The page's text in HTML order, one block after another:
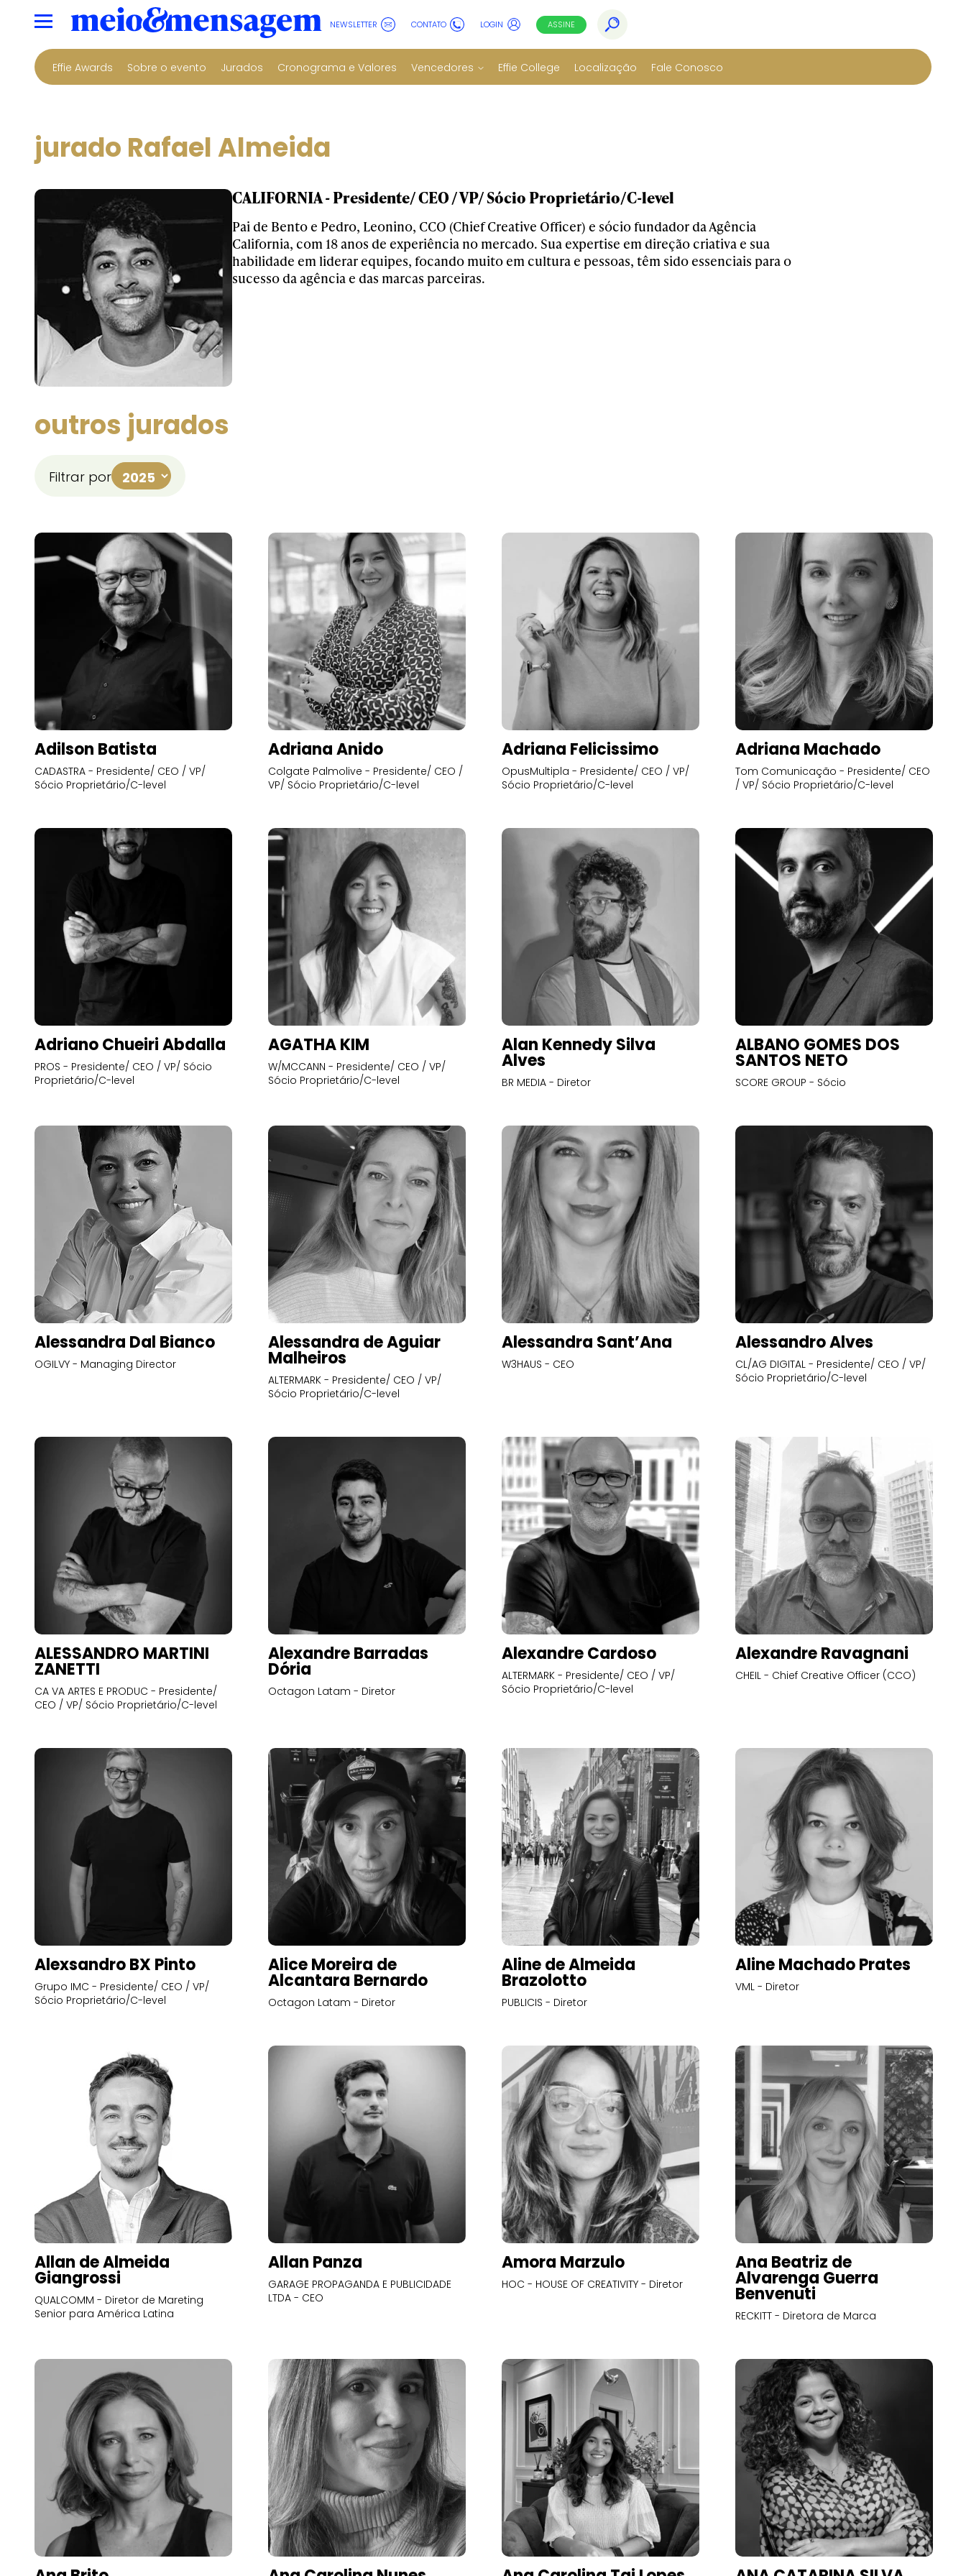
NEWSLETTER CONTATO LOGIN ASSINE
Effie Awards Sobre o evento Jurados Cronograma e Valores Vencedores Effie College Localização Fale Conosco
jurado Rafael Almeida
CALIFORNIA - Presidente/ CEO / VP/ Sócio Proprietário/C-level
Pai de Bento e Pedro, Leonino, CCO (Chief Creative Officer) e sócio fundador da Agência
California, com 18 anos de experiência no mercado. Sua expertise em direção criativa e sua
habilidade em liderar equipes, focando muito em cultura e pessoas, têm sido essenciais para o
sucesso da agência e das marcas parceiras.
outros jurados
Filtrar por
Adilson Batista
CADASTRA - Presidente/ CEO / VP/
Sócio Proprietário/C-level
Adriana Anido
Colgate Palmolive - Presidente/ CEO /
VP/ Sócio Proprietário/C-level
Adriana Felicissimo
OpusMultipla - Presidente/ CEO / VP/
Sócio Proprietário/C-level
Adriana Machado
Tom Comunicação - Presidente/ CEO
/ VP/ Sócio Proprietário/C-level
Adriano Chueiri Abdalla
PROS - Presidente/ CEO / VP/ Sócio
Proprietário/C-level
AGATHA KIM
W/MCCANN - Presidente/ CEO / VP/
Sócio Proprietário/C-level
Alan Kennedy Silva
Alves
BR MEDIA - Diretor
ALBANO GOMES DOS
SANTOS NETO
SCORE GROUP - Sócio
Alessandra Dal Bianco
OGILVY - Managing Director
Alessandra de Aguiar
Malheiros
ALTERMARK - Presidente/ CEO / VP/
Sócio Proprietário/C-level
Alessandra Sant’Ana
W3HAUS - CEO
Alessandro Alves
CL/AG DIGITAL - Presidente/ CEO / VP/
Sócio Proprietário/C-level
ALESSANDRO MARTINI
ZANETTI
CA VA ARTES E PRODUC - Presidente/
CEO / VP/ Sócio Proprietário/C-level
Alexandre Barradas
Dória
Octagon Latam - Diretor
Alexandre Cardoso
ALTERMARK - Presidente/ CEO / VP/
Sócio Proprietário/C-level
Alexandre Ravagnani
CHEIL - Chief Creative Officer (CCO)
Alexsandro BX Pinto
Grupo IMC - Presidente/ CEO / VP/
Sócio Proprietário/C-level
Alice Moreira de
Alcantara Bernardo
Octagon Latam - Diretor
Aline de Almeida
Brazolotto
PUBLICIS - Diretor
Aline Machado Prates
VML - Diretor
Allan de Almeida
Giangrossi
QUALCOMM - Diretor de Mareting
Senior para América Latina
Allan Panza
GARAGE PROPAGANDA E PUBLICIDADE
LTDA - CEO
Amora Marzulo
HOC - HOUSE OF CREATIVITY - Diretor
Ana Beatriz de
Alvarenga Guerra
Benvenuti
RECKITT - Diretora de Marca